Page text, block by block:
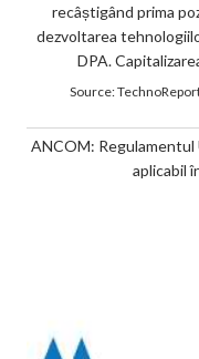
recâștigând prima
dezvoltarea
DPA.
Source:
ANCOM:
aplicabil